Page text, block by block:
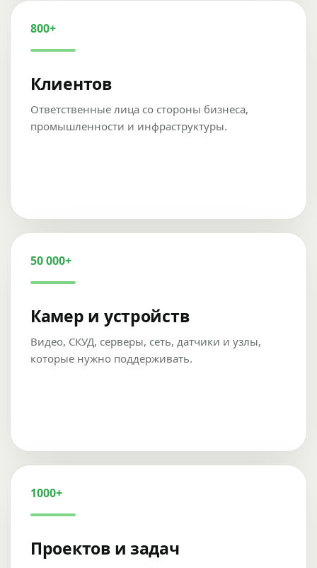
800+
Клиентов
Ответственные лица со стороны бизнеса,
промышленности и инфраструктуры.
50 000+
Камер и устройств
Видео, СКУД, серверы, сеть, датчики и узлы,
которые нужно поддерживать.
1000+
Проектов и задач